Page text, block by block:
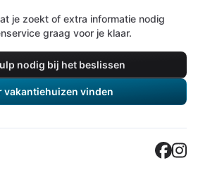
je zoekt of extra informatie nodig
graag voor je klaar.
nodig bij het beslissen
vakantiehuizen vinden